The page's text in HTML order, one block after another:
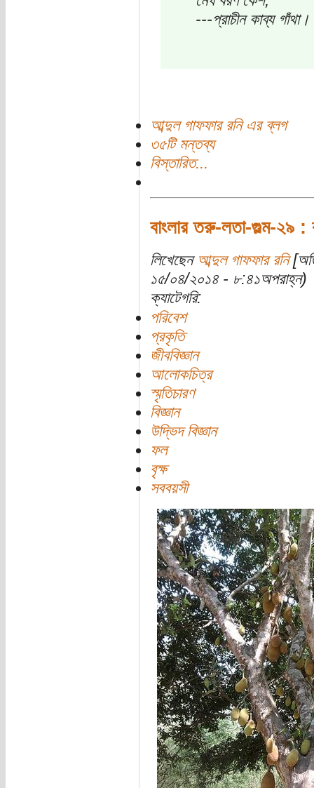
---প্রাচীন কাব্য গাঁথা।
আব্দুল গাফফার রনি এর ব্লগ
৩৫টি মন্তব্য
বিস্তারিত...
বাংলার তরু-লতা-গুল্ম-২৯ :
লিখেছেন আব্দুল গাফফার রনি
১৫/০৪/২০১৪ - ৮:৪১অপরাহ্ন)
ক্যাটেগরি:
পরিবেশ
প্রকৃতি
জীববিজ্ঞান
আলোকচিত্র
স্মৃতিচারণ
বিজ্ঞান
উদ্ভিদ বিজ্ঞান
ফল
বৃক্ষ
সববয়সী